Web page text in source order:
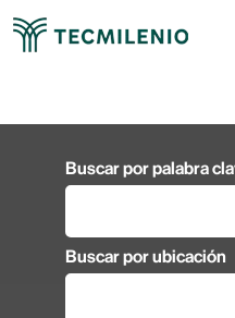
Buscar por palabra
Buscar por ubicación